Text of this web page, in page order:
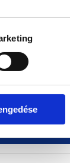
800
800